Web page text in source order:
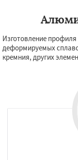
Изготовление
деформируемых
кремния, других